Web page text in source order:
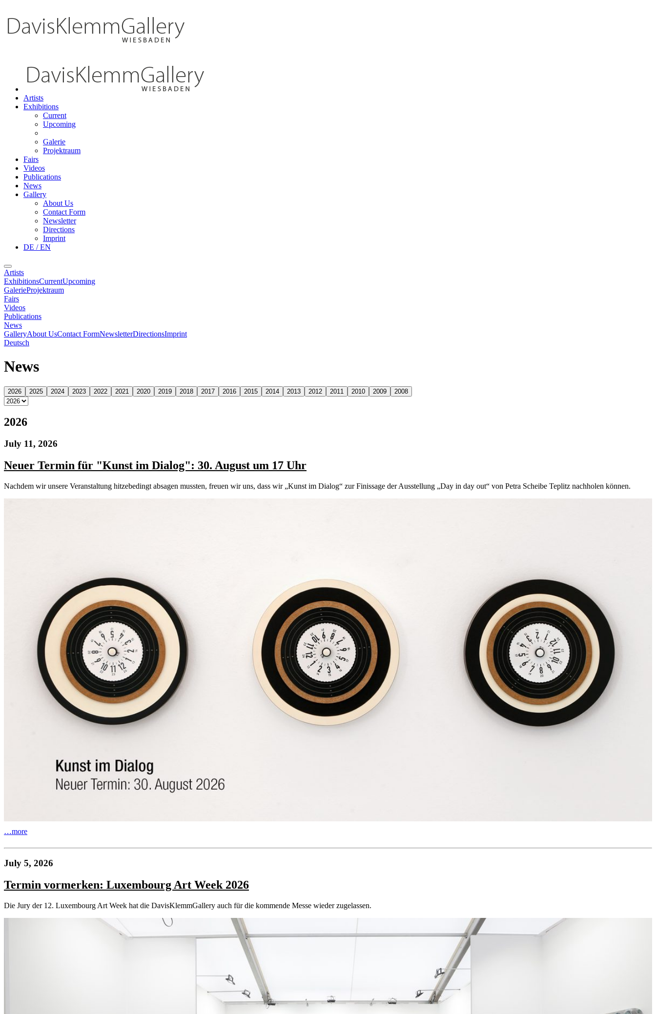
Artists
Exhibitions
Current
Upcoming
Galerie
Projektraum
Fairs
Videos
Publications
News
Gallery
About Us
Contact Form
Newsletter
Directions
Imprint
DE / EN
Artists
ExhibitionsCurrentUpcoming
GalerieProjektraum
Fairs
Videos
Publications
News
GalleryAbout UsContact FormNewsletterDirectionsImprint
Deutsch
News
2026 2025 2024 2023 2022 2021 2020 2019 2018 2017 2016 2015 2014 2013 2012 2011 2010 2009 2008
2026
July 11, 2026
Neuer Termin für "Kunst im Dialog": 30. August um 17 Uhr
Nachdem wir unsere Veranstaltung hitzebedingt absagen mussten, freuen wir uns, dass wir „Kunst im Dialog“ zur Finissage der Ausstellung „Day in day out“ von Petra Scheibe Teplitz nachholen können.
…more
July 5, 2026
Termin vormerken: Luxembourg Art Week 2026
Die Jury der 12. Luxembourg Art Week hat die DavisKlemmGallery auch für die kommende Messe wieder zugelassen.